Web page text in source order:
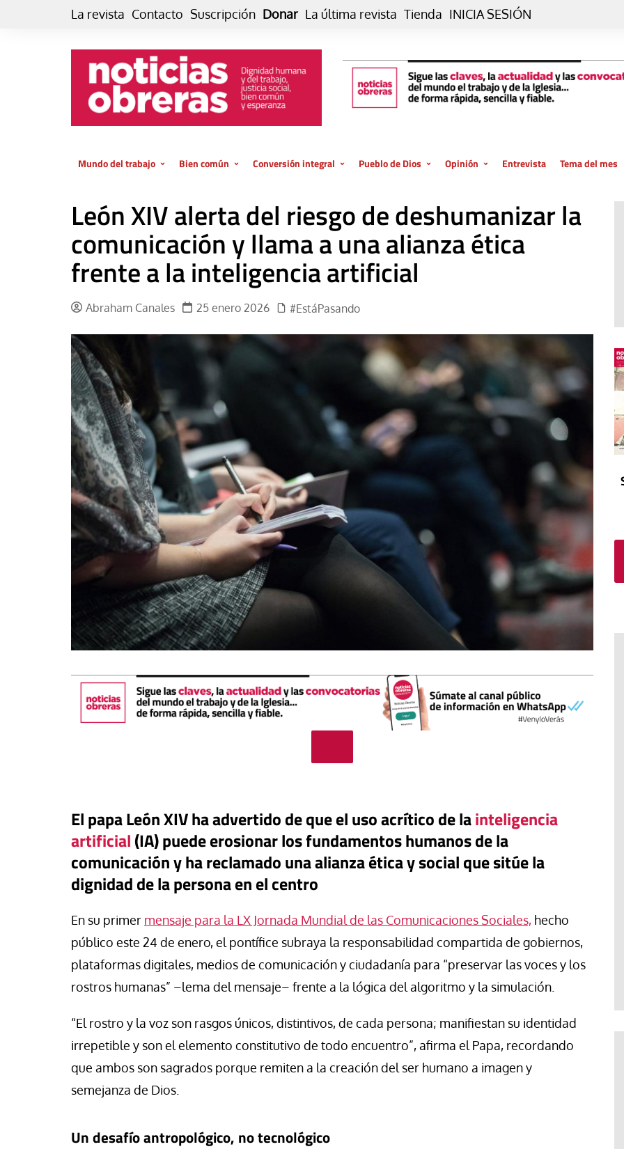
La revista Contacto Suscripción Donar La última revista Tienda INICIA SESIÓN
Mundo del trabajo
El trabajo es para la vida
GlobalizAcción
INFOR. Boletín informativo del
MMTC
Laboral
El amor en el mundo
Los empobrecidos por el
mundo
Radio — Mundo obrero hoy
Vidas precarias
Bien común
Economía
Conversión integral
de vida… es posible
El cuidado de la creación
Experiencia
Cultura
Libro
Dos minutos
Pueblo de Dios
La oración de cada día
Vaticano
El termómetro
In memoriam
Opinión
Blog De paso…
Blog Eutopía
Tribuna
Blog Sembrando sueños,
recogiendo humanidad
Blog Mensajes guardados
Entrevista Tema del mes
León XIV alerta del riesgo de deshumanizar la
comunicación y llama a una alianza ética
frente a la inteligencia artificial
Abraham Canales 25 enero 2026 #EstáPasando
El papa León XIV ha advertido de que el uso acrítico de lainteligencia
artificial(IA) puede erosionar los fundamentos humanos de la
comunicación y ha reclamado una alianza ética y social que sitúe la
dignidad de la persona en el centro
En su primer mensaje para la LX Jornada Mundial de las Comunicaciones Sociales, hecho
público este 24 de enero, el pontífice subraya la responsabilidad compartida de gobiernos,
plataformas digitales, medios de comunicación y ciudadanía para “preservar las voces y los
rostros humanas” –lema del mensaje– frente a la lógica del algoritmo y la simulación.
“El rostro y la voz son rasgos únicos, distintivos, de cada persona; manifiestan su identidad
irrepetible y son el elemento constitutivo de todo encuentro”, afirma el Papa, recordando
que ambos son sagrados porque remiten a la creación del ser humano a imagen y
semejanza de Dios.
Un desafío antropológico, no tecnológico
de los 30 minutos: España
una estrategia para vivir #EstáPasando
paz”
Jose Luis Palacios
dulzura y la paz
Paco (Quisco) Vicente